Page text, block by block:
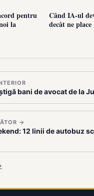
pentru
la
Când IA-ul
decât ne place
bani de avocat de la
→
12 linii de autobuz